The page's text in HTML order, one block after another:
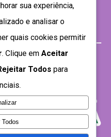
sua experiência,
e analisar o
quais cookies permitir
. Clique em Aceitar
Todos para
Todos